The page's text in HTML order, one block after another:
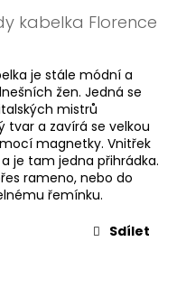
kabelka Florence
je stále módní a
žen. Jedná se
mistrů
tvar a zavírá se velkou
magnetky. Vnitřek
je tam jedna přihrádka.
rameno, nebo do
řemínku.
Sdílet